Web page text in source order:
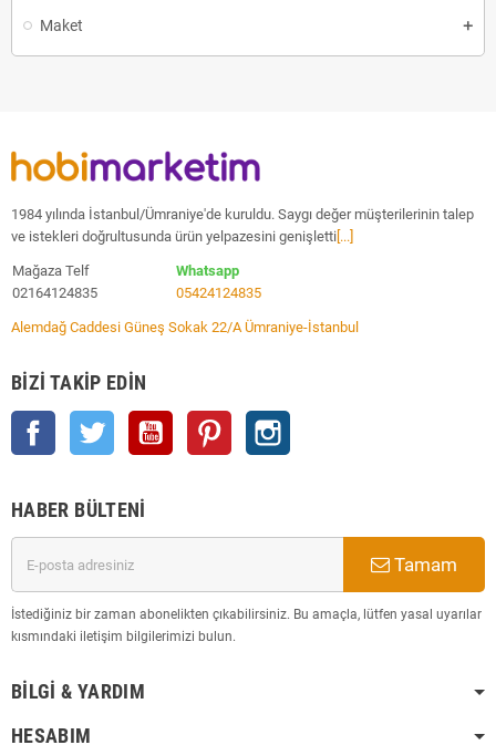
Maket
1984 yılında İstanbul/Ümraniye'de kuruldu. Saygı değer müşterilerinin talep
ve istekleri doğrultusunda ürün yelpazesini genişletti [...]
Mağaza Telf
02164124835
Whatsapp
05424124835
Alemdağ Caddesi Güneş Sokak 22/A Ümraniye-İstanbul
BIZI TAKIP EDIN
Facebook Twitter YouTube Pinterest
HABER BÜLTENI
Tamam
İstediğiniz bir zaman abonelikten çıkabilirsiniz. Bu amaçla, lütfen yasal uyarılar
kısmındaki iletişim bilgilerimizi bulun.
BILGI & YARDIM
HESABIM